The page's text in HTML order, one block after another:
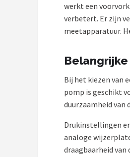
BBB Cycling
werkt een
verbetert. Er zijn
meetapparatuur.
Bij het kiezen van
pomp is geschikt
duurzaamheid
Drukinstellingen
analoge
draagbaarheid van